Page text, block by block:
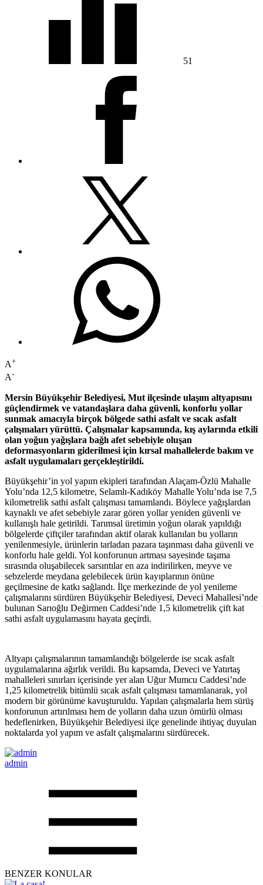
51
A+
A-
Mersin Büyükşehir Belediyesi, Mut ilçesinde ulaşım altyapısını
güçlendirmek ve vatandaşlara daha güvenli, konforlu yollar
sunmak amacıyla birçok bölgede sathi asfalt ve sıcak asfalt
çalışmaları yürüttü. Çalışmalar kapsamında, kış aylarında etkili
olan yoğun yağışlara bağlı afet sebebiyle oluşan
deformasyonların giderilmesi için kırsal mahallelerde bakım ve
asfalt uygulamaları gerçekleştirildi.
Büyükşehir’in yol yapım ekipleri tarafından Alaçam-Özlü Mahalle
Yolu’nda 12,5 kilometre, Selamlı-Kadıköy Mahalle Yolu’nda ise 7,5
kilometrelik sathi asfalt çalışması tamamlandı. Böylece yağışlardan
kaynaklı ve afet sebebiyle zarar gören yollar yeniden güvenli ve
kullanışlı hale getirildi. Tarımsal üretimin yoğun olarak yapıldığı
bölgelerde çiftçiler tarafından aktif olarak kullanılan bu yolların
yenilenmesiyle, ürünlerin tarladan pazara taşınması daha güvenli ve
konforlu hale geldi. Yol konforunun artması sayesinde taşıma
sırasında oluşabilecek sarsıntılar en aza indirilirken, meyve ve
sebzelerde meydana gelebilecek ürün kayıplarının önüne
geçilmesine de katkı sağlandı. İlçe merkezinde de yol yenileme
çalışmalarını sürdüren Büyükşehir Belediyesi, Deveci Mahallesi’nde
bulunan Sarıoğlu Değirmen Caddesi’nde 1,5 kilometrelik çift kat
sathi asfalt uygulamasını hayata geçirdi.
Altyapı çalışmalarının tamamlandığı bölgelerde ise sıcak asfalt
uygulamalarına ağırlık verildi. Bu kapsamda, Deveci ve Yatırtaş
mahalleleri sınırları içerisinde yer alan Uğur Mumcu Caddesi’nde
1,25 kilometrelik bitümlü sıcak asfalt çalışması tamamlanarak, yol
modern bir görünüme kavuşturuldu. Yapılan çalışmalarla hem sürüş
konforunun artırılması hem de yolların daha uzun ömürlü olması
hedeflenirken, Büyükşehir Belediyesi ilçe genelinde ihtiyaç duyulan
noktalarda yol yapım ve asfalt çalışmalarını sürdürecek.
admin
BENZER KONULAR